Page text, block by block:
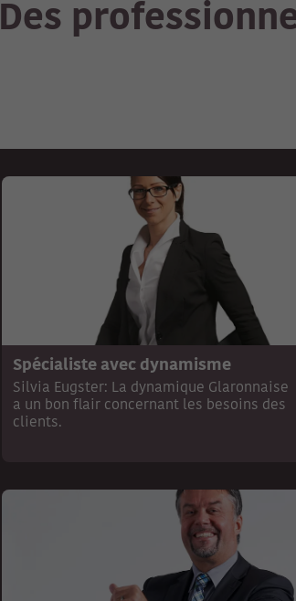
Des
Spécialiste avec dynamisme
Silvia Eugster: La dynamique Glaronnaise
a un bon flair concernant les besoins des
clients.